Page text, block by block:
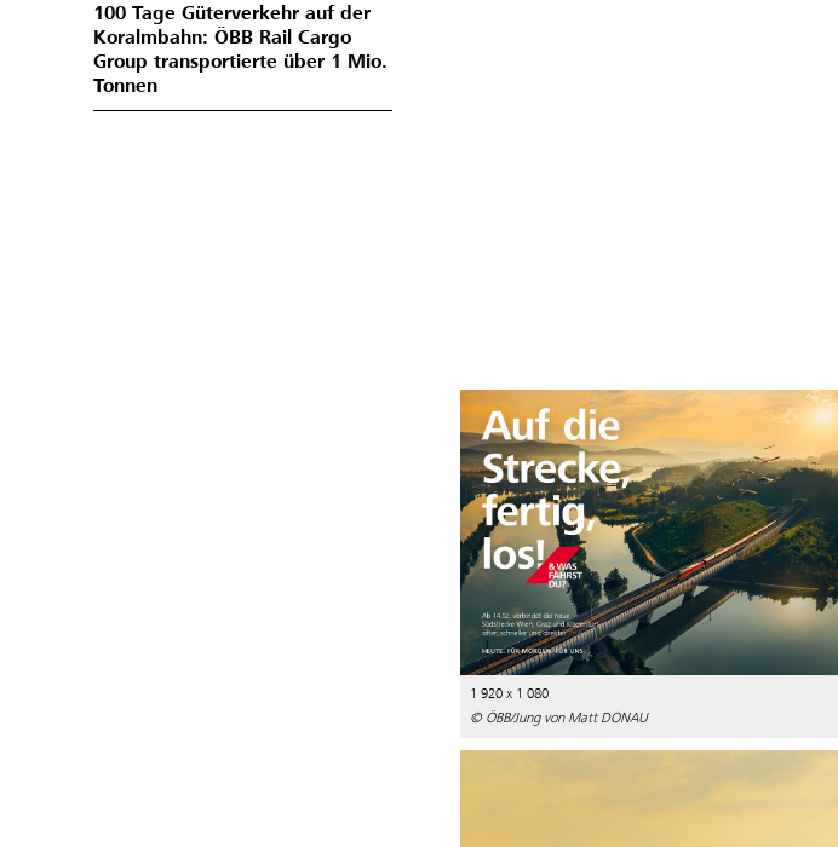
100 Tage Güterverkehr auf der
Koralmbahn: ÖBB Rail Cargo
Group transportierte über 1 Mio.
Tonnen
1 920 x 1 080
© ÖBB/Jung von Matt DONAU